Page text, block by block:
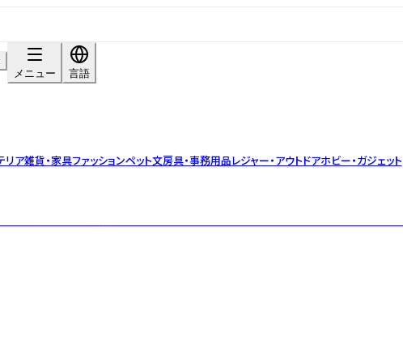
メニュー
言語
リア雑貨・家具ファッションペット文房具・事務用品レジャー・アウトドアホビー・ガジェット